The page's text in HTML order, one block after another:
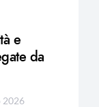
e
da
2026